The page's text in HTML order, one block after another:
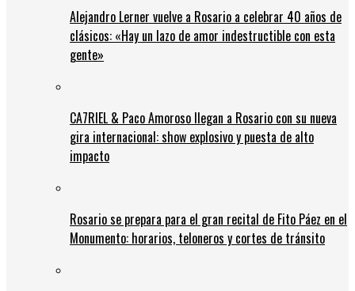
Alejandro Lerner vuelve a Rosario a celebrar 40 años de
clásicos: «Hay un lazo de amor indestructible con esta
gente»
CA7RIEL & Paco Amoroso llegan a Rosario con su nueva
gira internacional: show explosivo y puesta de alto
impacto
Rosario se prepara para el gran recital de Fito Páez en el
Monumento: horarios, teloneros y cortes de tránsito